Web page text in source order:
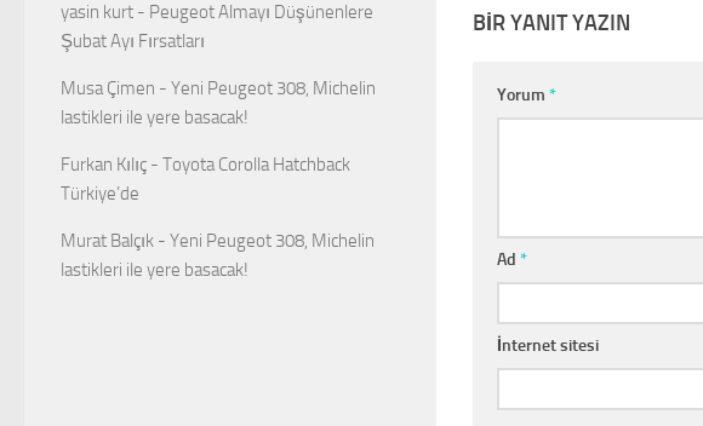
BIR YANIT YAZIN
Yorum *
Ad *
İnternet sitesi
yasin kurt - Peugeot Almayı Düşünenlere
Şubat Ayı Fırsatları
Musa Çimen - Yeni Peugeot 308, Michelin
lastikleri ile yere basacak!
Furkan Kılıç - Toyota Corolla Hatchback
Türkiye’de
Murat Balçık - Yeni Peugeot 308, Michelin
lastikleri ile yere basacak!